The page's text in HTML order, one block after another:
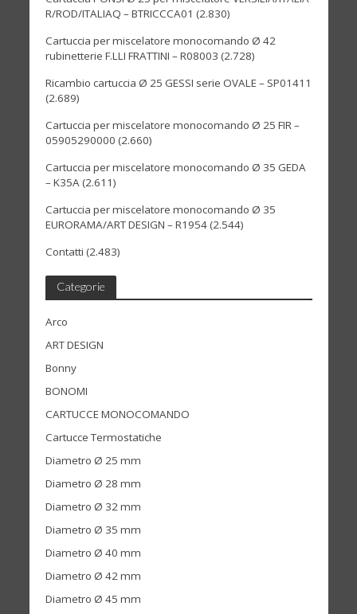
R/ROD/ITALIAQ – BTRICCCA01 (2.830)
Cartuccia per miscelatore monocomando Ø 42
rubinetterie F.LLI FRATTINI – R08003 (2.728)
Ricambio cartuccia Ø 25 GESSI serie OVALE – SP01411
(2.689)
Cartuccia per miscelatore monocomando Ø 25 FIR –
05905290000 (2.660)
Cartuccia per miscelatore monocomando Ø 35 GEDA
– K35A(2.611)
Cartuccia per miscelatore monocomando Ø 35
EURORAMA/ART DESIGN – R1954(2.544)
Contatti (2.483)
Categorie
Arco
ART DESIGN
Bonny
BONOMI
CARTUCCE MONOCOMANDO
Cartucce Termostatiche
Diametro Ø 25 mm
Diametro Ø 28 mm
Diametro Ø 32 mm
Diametro Ø 35 mm
Diametro Ø 40 mm
Diametro Ø 42 mm
Diametro Ø 45 mm